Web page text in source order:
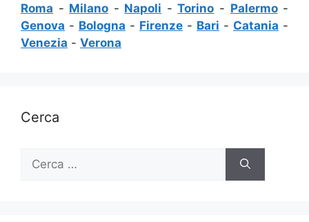
Roma - Milano - Napoli -Torino - Palermo-
Genova - Bologna - Firenze - Bari - Catania -
Venezia - Verona
Cerca
per: